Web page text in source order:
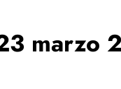
marzo